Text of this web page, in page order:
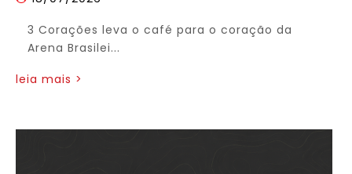
3 Corações leva o café para o coração da
Arena Brasilei...
leia mais >